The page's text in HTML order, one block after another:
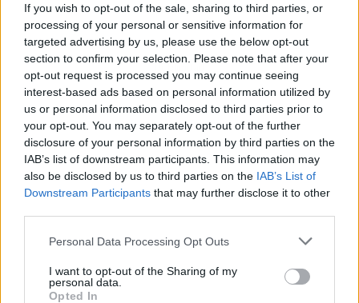
If you wish to opt-out of the sale, sharing to third parties, or
processing of your personal or sensitive information for
targeted advertising by us, please use the below opt-out
section to confirm your selection. Please note that after your
opt-out request is processed you may continue seeing
interest-based ads based on personal information utilized by
us or personal information disclosed to third parties prior to
your opt-out. You may separately opt-out of the further
disclosure of your personal information by third parties on the
IAB’s list of downstream participants. This information may
also be disclosed by us to third parties on the IAB’s List of
Downstream Participants that may further disclose it to other
Personal Data Processing Opt Outs
I want to opt-out of the Sharing of my
personal data.
Opted In
Publicidad